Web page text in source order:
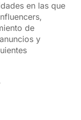
en las que
de
y